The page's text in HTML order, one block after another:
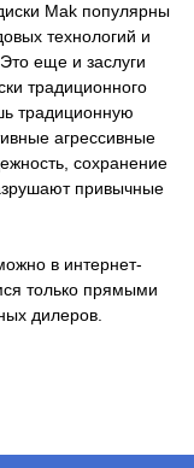
Mak популярны
технологий и
еще и заслуги
традиционного
традиционную
агрессивные
сохранение
привычные
в интернет-
только прямыми
дилеров.